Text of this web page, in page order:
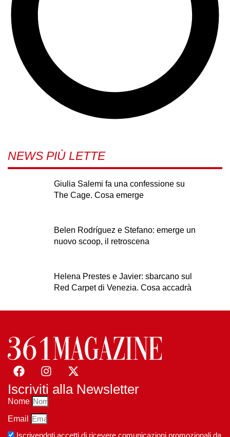
NEWS PIÙ LETTE
Giulia Salemi fa una confessione su
The Cage. Cosa emerge
Belen Rodríguez e Stefano: emerge un
nuovo scoop, il retroscena
Helena Prestes e Javier: sbarcano sul
Red Carpet di Venezia. Cosa accadrà
Iscriviti alla Newsletter
Nome
Email
Iscrivendoti accetti di ricevere comunicazioni promozionali da